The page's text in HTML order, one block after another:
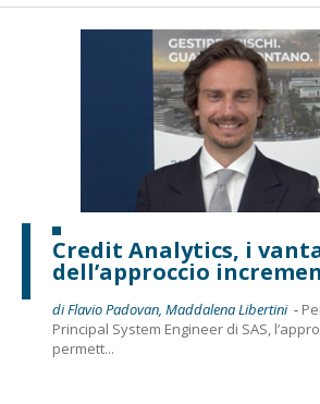
Credit Analytics, i
dell’approccio
di Flavio Padovan, Maddalena Libertini -
Principal System Engineer di SAS,
permett...